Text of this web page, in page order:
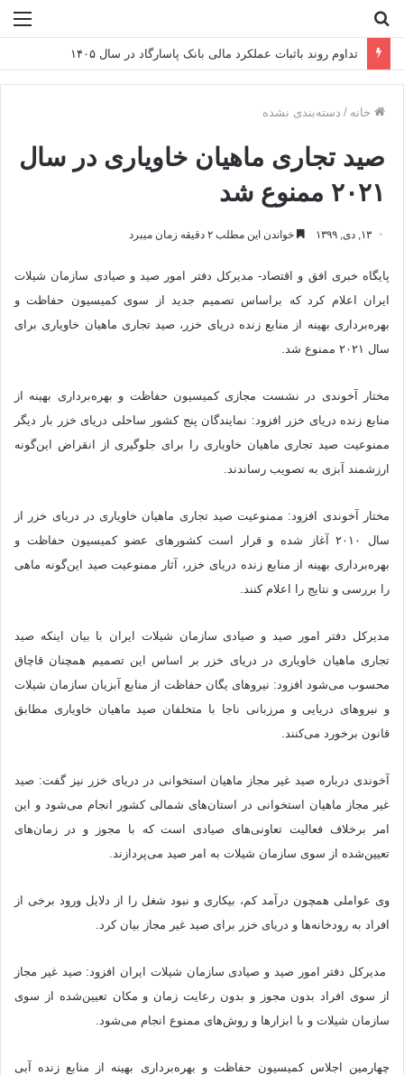
برای
تداوم روند باثبات عملکرد مالی بانک پاسارگاد در سال ۱۴۰۵
خانه / دسته‌بندی نشده
صید تجاری ماهیان خاویاری در سال
۲۰۲۱ ممنوع شد
۱۳, دی, ۱۳۹۹ خواندن این مطلب ۲ دقیقه زمان میبرد
پایگاه خبری افق و اقتصاد- مدیرکل دفتر امور صید و صیادی سازمان شیلات
ایران اعلام کرد که براساس تصمیم جدید از سوی کمیسیون حفاظت و
بهره‌برداری بهینه از منابع زنده دریای خزر، صید تجاری ماهیان خاویاری برای
سال ۲۰۲۱ ممنوع شد.
مختار آخوندی در نشست مجازی کمیسیون حفاظت و بهره‌برداری بهینه از
منابع زنده دریای خزر افزود: نمایندگان پنج کشور ساحلی دریای خزر بار دیگر
ممنوعیت صید تجاری ماهیان خاویاری را برای جلوگیری از انقراض این‌گونه
ارزشمند آبزی به تصویب رساندند.
مختار آخوندی افزود: ممنوعیت صید تجاری ماهیان خاویاری در دریای خزر از
سال ۲۰۱۰ آغاز شده و قرار است کشورهای عضو کمیسیون حفاظت و
بهره‌برداری بهینه از منابع زنده دریای خزر، آثار ممنوعیت صید این‌گونه ماهی
را بررسی و نتایج را اعلام کنند.
مدیرکل دفتر امور صید و صیادی سازمان شیلات ایران با بیان اینکه صید
تجاری ماهیان خاویاری در دریای خزر بر اساس این تصمیم همچنان قاچاق
محسوب می‌شود افزود: نیروهای یگان حفاظت از منابع آبزیان سازمان شیلات
و نیروهای دریایی و مرزبانی ناجا با متخلفان صید ماهیان خاویاری مطابق
قانون برخورد می‌کنند.
آخوندی درباره صید غیر مجاز ماهیان استخوانی در دریای خزر نیز گفت: صید
غیر مجاز ماهیان استخوانی در استان‌های شمالی کشور انجام می‌شود و این
امر برخلاف فعالیت تعاونی‌های صیادی است که با مجوز و در زمان‌های
تعیین‌شده از سوی سازمان شیلات به امر صید می‌پردازند.
وی عواملی همچون درآمد کم، بیکاری و نبود شغل را از دلایل ورود برخی از
افراد به رودخانه‌ها و دریای خزر برای صید غیر مجاز بیان کرد.
مدیرکل دفتر امور صید و صیادی سازمان شیلات ایران افزود: صید غیر مجاز
از سوی افراد بدون مجوز و بدون رعایت زمان و مکان تعیین‌شده از سوی
سازمان شیلات و با ابزارها و روش‌های ممنوع انجام می‌شود.
چهارمین اجلاس کمیسیون حفاظت و بهره‌برداری بهینه از منابع زنده آبی